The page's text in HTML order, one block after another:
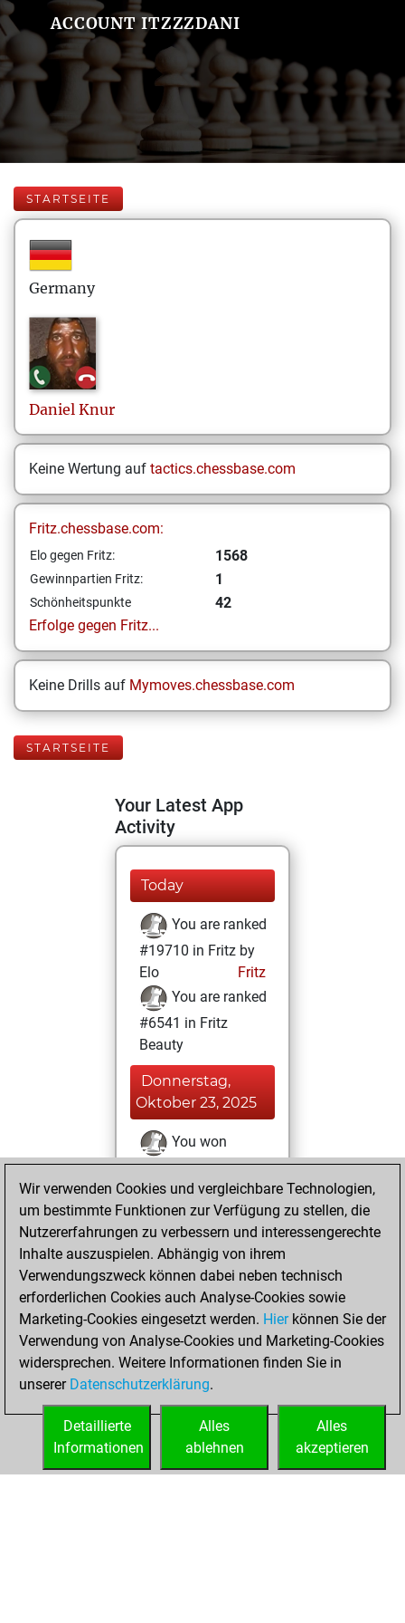
ACCOUNT ITZZZDANI
STARTSEITE
Germany
Daniel Knur
Keine Wertung auf tactics.chessbase.com
Fritz.chessbase.com:
Elo gegen Fritz: 1568
Gewinnpartien Fritz: 1
Schönheitspunkte
42
Erfolge gegen Fritz...
Keine Drills auf Mymoves.chessbase.com
STARTSEITE
Your Latest App
Activity
Today
You are ranked
#19710 in Fritz by
Elo
Fritz
You are ranked
#6541 in Fritz
Beauty
Donnerstag,
Oktober 23, 2025
You won
against Fritz
Fritz
You achieved a
BeautyScore of 42
new Elo of 1568
Mittwoch,
September 24,
2025
You created
your Fritz account
Wir verwenden Cookies und vergleichbare Technologien,
um bestimmte Funktionen zur Verfügung zu stellen, die
Nutzererfahrungen zu verbessern und interessengerechte
Inhalte auszuspielen. Abhängig von ihrem
Verwendungszweck können dabei neben technisch
erforderlichen Cookies auch Analyse-Cookies sowie
Marketing-Cookies eingesetzt werden. Hierkönnen Sie der
Verwendung von Analyse-Cookies und Marketing-Cookies
widersprechen. Weitere Informationen finden Sie in
unserer Datenschutzerklärung.
Alles
akzeptieren
Alles
ablehnen
Detaillierte
Informationen